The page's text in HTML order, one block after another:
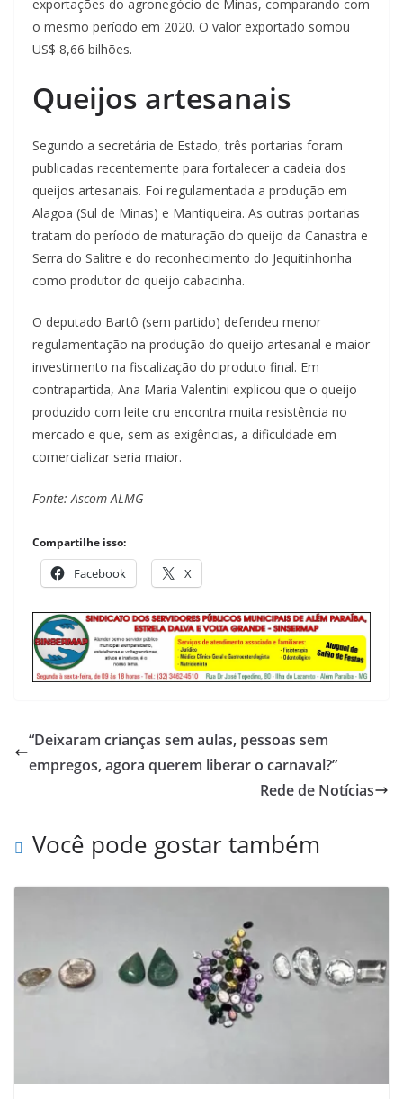
exportações do agronegócio de Minas, comparando com
o mesmo período em 2020. O valor exportado somou
US$ 8,66 bilhões.
Queijos artesanais
Segundo a secretária de Estado, três portarias foram
publicadas recentemente para fortalecer a cadeia dos
queijos artesanais. Foi regulamentada a produção em
Alagoa (Sul de Minas) e Mantiqueira. As outras portarias
tratam do período de maturação do queijo da Canastra e
Serra do Salitre e do reconhecimento do Jequitinhonha
como produtor do queijo cabacinha.
O deputado Bartô (sem partido) defendeu menor
regulamentação na produção do queijo artesanal e maior
investimento na fiscalização do produto final. Em
contrapartida, Ana Maria Valentini explicou que o queijo
produzido com leite cru encontra muita resistência no
mercado e que, sem as exigências, a dificuldade em
comercializar seria maior.
Fonte: Ascom ALMG
Compartilhe isso:
Facebook X
“Deixaram crianças sem aulas, pessoas sem
empregos, agora querem liberar o carnaval?”
Rede de Notícias
Você pode gostar também